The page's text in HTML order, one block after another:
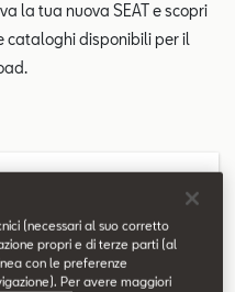
la tua nuova SEAT e scopri
cataloghi disponibili per il
(necessari al suo corretto
propri e di terze parti (al
con le preferenze
Per avere maggiori